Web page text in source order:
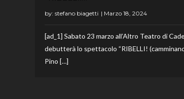
by: stefano biagetti
[ad_1] Sabato 23 marzo all’Altro Teatro di
debutterà lo spettacolo “RIBELLI!
Pino […]